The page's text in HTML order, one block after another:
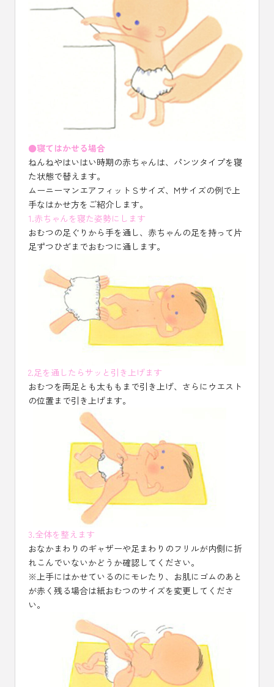
●寝てはかせる場合
ねんねやはいはい時期の赤ちゃんは、パンツタイプを寝
た状態で替えます。
ムーニーマンエアフィットＳサイズ、Mサイズの例で上
手なはかせ方をご紹介します。
1.赤ちゃんを寝た姿勢にします
おむつの足ぐりから手を通し、赤ちゃんの足を持って片
足ずつひざまでおむつに通します。
2.足を通したらサッと引き上げます
おむつを両足とも太ももまで引き上げ、さらにウエスト
の位置まで引き上げます。
3.全体を整えます
おなかまわりのギャザーや足まわりのフリルが内側に折
れこんでいないかどうか確認してください。
※上手にはかせているのにモレたり、お肌にゴムのあと
が赤く残る場合は紙おむつのサイズを変更してくださ
い。